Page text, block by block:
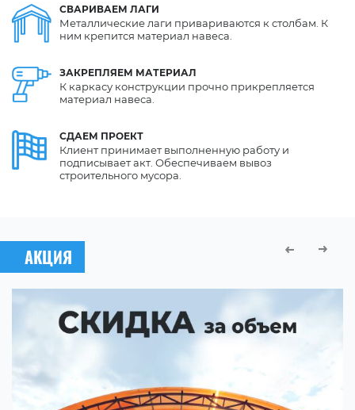
СВАРИВАЕМ ЛАГИ
ЗАКРЕПЛЯЕМ МАТЕРИАЛ
СДАЕМ ПРОЕКТ
Металлические лаги привариваются к столбам. К
ним крепится материал навеса.
К каркасу конструкции прочно прикрепляется
материал навеса.
Клиент принимает выполненную работу и
подписывает акт. Обеспечиваем вывоз
строительного мусора.
АКЦИЯ